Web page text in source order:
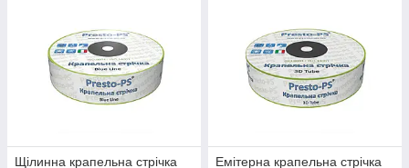
Щілинна крапельна стрічка
Емітерна крапельна стрічка